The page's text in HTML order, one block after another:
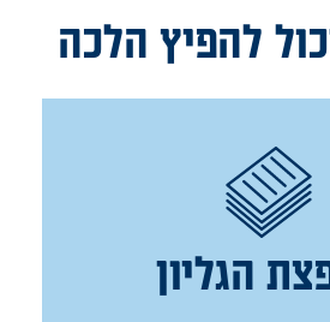
להפיץ הלכה
הגליון